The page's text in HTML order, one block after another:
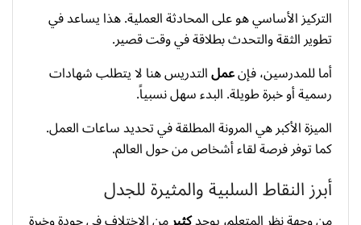
التركيز الأساسي هو على المحادثة العملية. هذا يساعد في
تطوير الثقة والتحدث بطلاقة في وقت قصير.
أما للمدرسين، فإنعملالتدريس هنا لا يتطلب شهادات
رسمية أو خبرة طويلة. البدء سهل نسبياً.
الميزة الأكبر هي المرونة المطلقة في تحديد ساعات العمل.
كما توفر فرصة لقاء أشخاص من حول العالم.
أبرز النقاط السلبية والمثيرة للجدل